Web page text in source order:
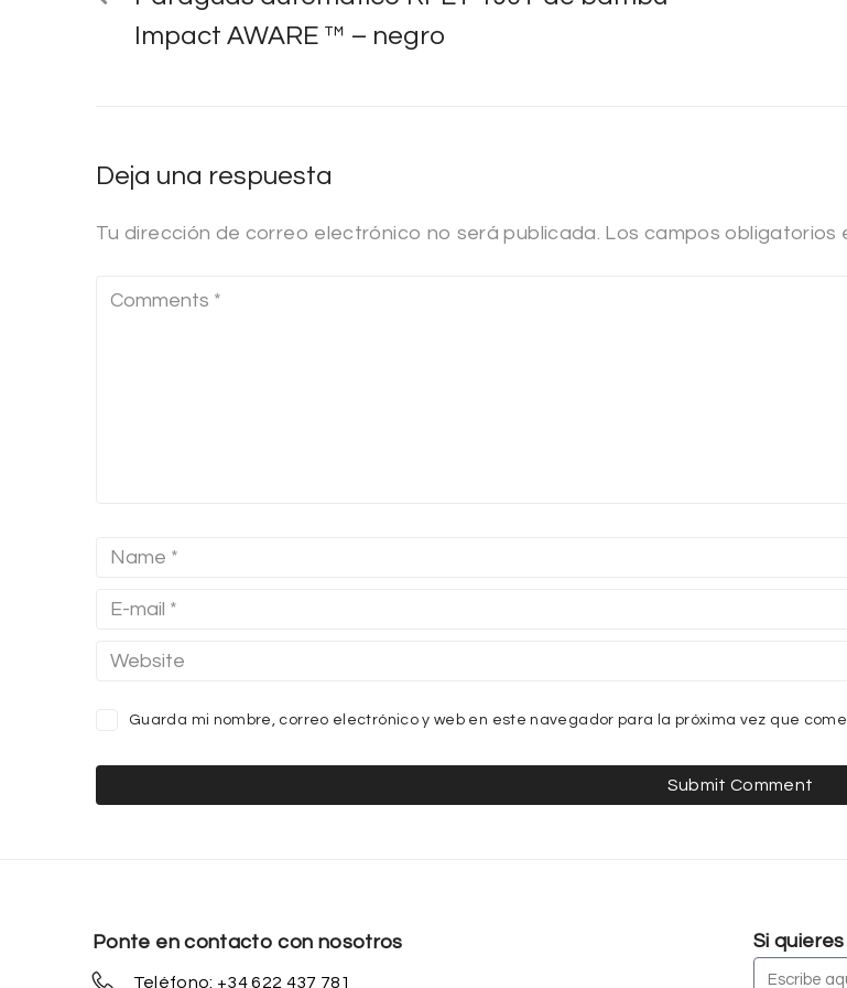
Impact AWARE ™ – negro
Deja una respuesta
Tu dirección de correo electrónico no será publicada. Los campos obligatorios
Guarda mi nombre, correo electrónico y web en este navegador para la próxima vez que
Ponte en contacto con nosotros
Teléfono: +34 622 437 781
Si